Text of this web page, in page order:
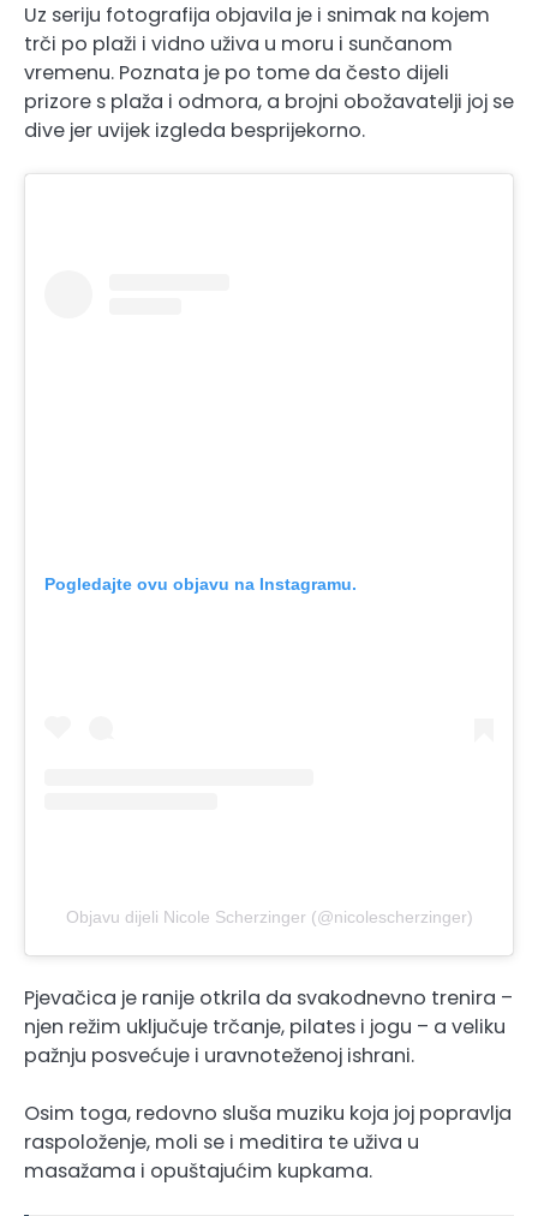
Uz seriju fotografija objavila je i snimak na kojem
trči po plaži i vidno uživa u moru i sunčanom
vremenu. Poznata je po tome da često dijeli
prizore s plaža i odmora, a brojni obožavatelji joj se
dive jer uvijek izgleda besprijekorno.
Pogledajte ovu objavu na Instagramu.
Objavu dijeli Nicole Scherzinger (@nicolescherzinger)
Pjevačica je ranije otkrila da svakodnevno trenira –
njen režim uključuje trčanje, pilates i jogu – a veliku
pažnju posvećuje i uravnoteženoj ishrani.
Osim toga, redovno sluša muziku koja joj popravlja
raspoloženje, moli se i meditira te uživa u
masažama i opuštajućim kupkama.